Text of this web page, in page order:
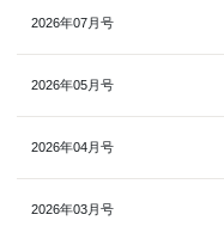
2026年07月号
2026年05月号
2026年04月号
2026年03月号